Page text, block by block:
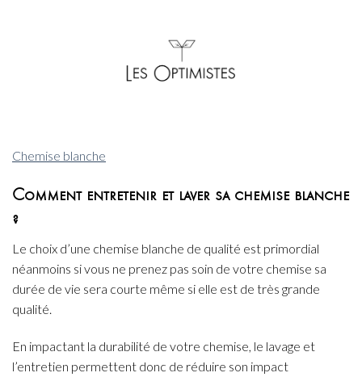
Chemise blanche
Comment entretenir et laver sa chemise blanche
?
Le choix d’une chemise blanche de qualité est primordial
néanmoins si vous ne prenez pas soin de votre chemise sa
durée de vie sera courte même si elle est de très grande
qualité.
En impactant la durabilité de votre chemise, le lavage et
l’entretien permettent donc de réduire son impact